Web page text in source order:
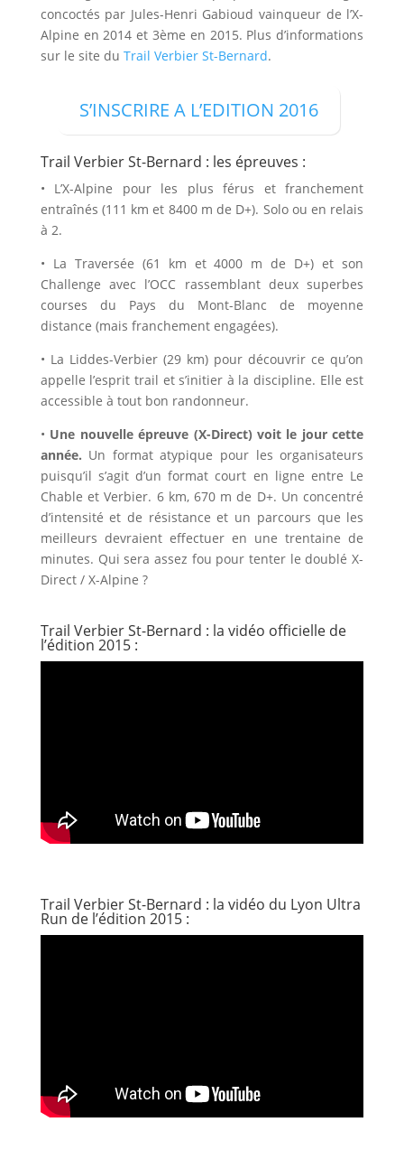
concoctés par Jules-Henri Gabioud vainqueur de l’X-
Alpine en 2014 et 3ème en 2015. Plus d’informations
sur le site du Trail Verbier St-Bernard.
S’INSCRIRE A L’EDITION 2016
Trail Verbier St-Bernard : les épreuves :
• L’X-Alpine pour les plus férus et franchement
entraînés (111 km et 8400 m de D+). Solo ou en relais
à 2.
• La Traversée (61 km et 4000 m de D+) et son
Challenge avec l’OCC rassemblant deux superbes
courses du Pays du Mont-Blanc de moyenne
distance (mais franchement engagées).
• La Liddes-Verbier (29 km) pour découvrir ce qu’on
appelle l’esprit trail et s’initier à la discipline. Elle est
accessible à tout bon randonneur.
• Une nouvelle épreuve (X-Direct) voit le jour cette
année. Un format atypique pour les organisateurs
puisqu’il s’agit d’un format court en ligne entre Le
Chable et Verbier. 6 km, 670 m de D+. Un concentré
d’intensité et de résistance et un parcours que les
meilleurs devraient effectuer en une trentaine de
minutes. Qui sera assez fou pour tenter le doublé X-
Direct / X-Alpine ?
Trail Verbier St-Bernard : la vidéo officielle de
l’édition 2015 :
Trail Verbier St-Bernard : la vidéo du Lyon Ultra
Run de l’édition 2015 :